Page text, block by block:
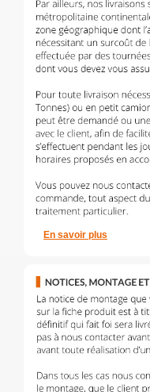
En savoir plus